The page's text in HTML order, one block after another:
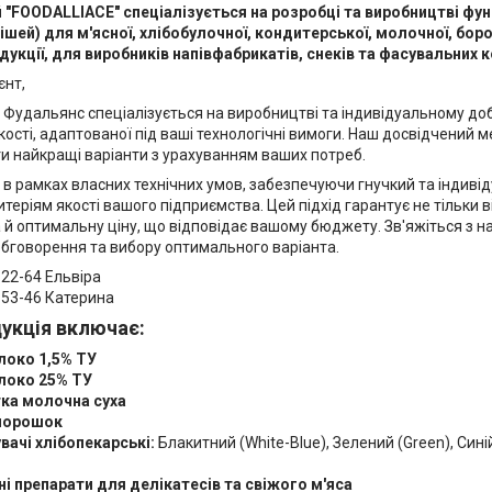
спеціалізується на розробці та виробництві
для м'ясної, хлібобулочної, кондитерської, молочної,
для виробників напівфабрикатів, снеків та фасувальних
спеціалізується на виробництві та індивідуальному
адаптованої під ваші технологічні вимоги. Наш досвідчений
найкращі варіанти з урахуванням ваших потреб.
власних технічних умов, забезпечуючи гнучкий та
якості вашого підприємства. Цей підхід гарантує не тільки
й оптимальну ціну, що відповідає вашому бюджету. Зв'яжіться
та вибору оптимального варіанта.
64 Ельвіра
46 Катерина
включає:
1,5% ТУ
25% ТУ
молочна суха
хлібопекарські: Блакитний (White-Blue), Зелений (Green),
препарати для делікатесів та свіжого м'яса